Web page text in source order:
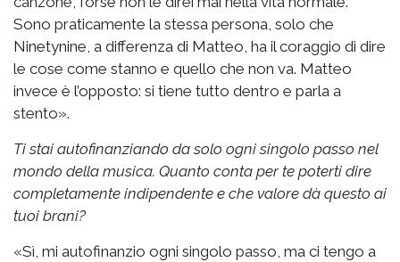
Sono praticamente la stessa persona, solo che
Ninetynine, a differenza di Matteo, ha il coraggio di dire
le cose come stanno e quello che non va. Matteo
invece è l’opposto: si tiene tutto dentro e parla a
stento».
Ti stai autofinanziando da solo ogni singolo passo nel
mondo della musica. Quanto conta per te poterti dire
completamente indipendente e che valore dà questo ai
tuoi brani?
«Sì, mi autofinanzio ogni singolo passo, ma ci tengo a